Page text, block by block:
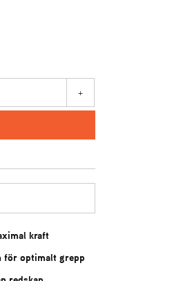
+
kraft
optimalt grepp